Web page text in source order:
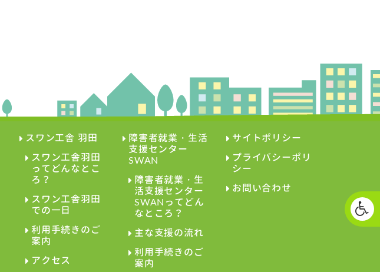
スワン工舎 羽田
スワン工舎羽田
ってどんなとこ
ろ？
スワン工舎羽田
での一日
利用手続きのご
案内
アクセス
障害者就業・生活
支援センター
SWAN
障害者就業・生
活支援センター
SWANってどん
なところ？
主な支援の流れ
利用手続きのご
案内
サイトポリシー
プライバシーポリ
シー
お問い合わせ